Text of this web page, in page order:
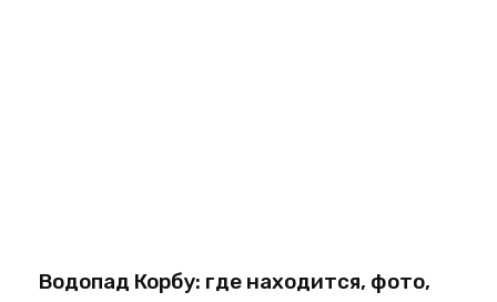
Водопад Корбу: где находится, фото,